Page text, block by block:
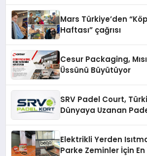
Mars Türkiye’den
Haftası” çağrısı
Cesur Packaging,
Üssünü Büyütüyor
SRV Padel Court,
Dünyaya Uzanan
Elektrikli Yerden
Parke Zeminler İçin